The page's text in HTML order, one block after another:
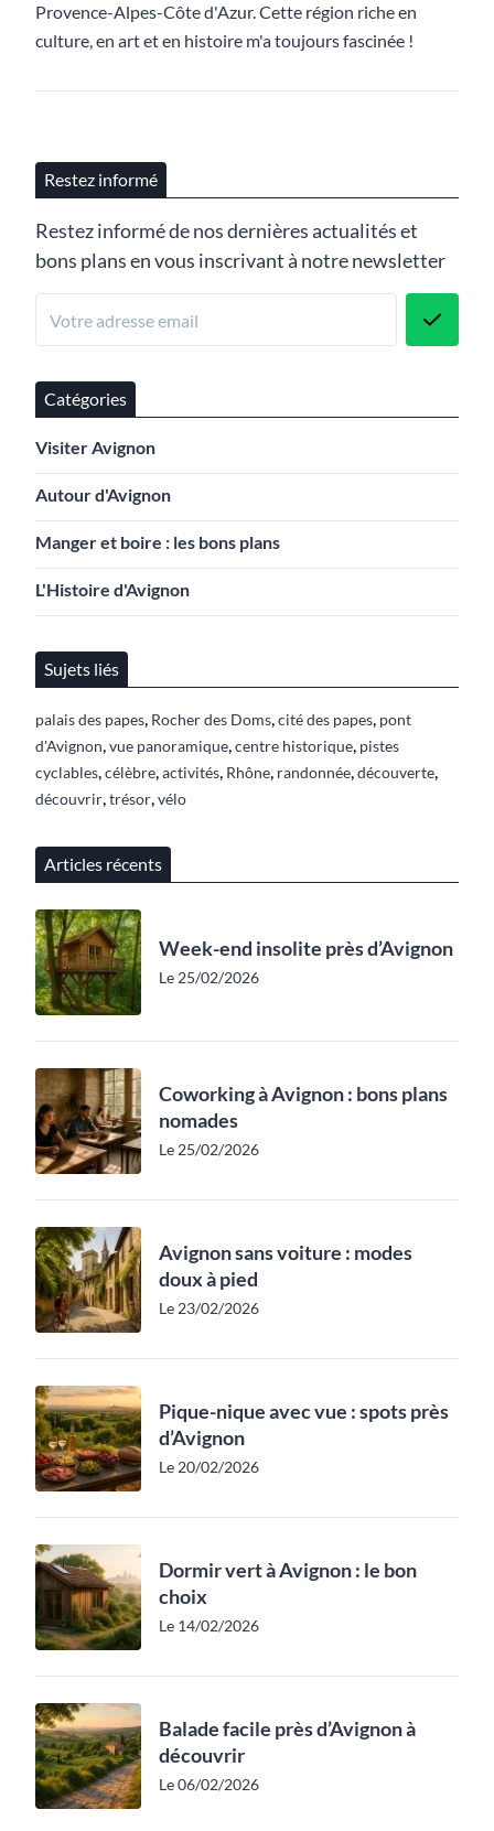
Provence-Alpes-Côte d'Azur. Cette région riche en
culture, en art et en histoire m'a toujours fascinée !
Restez informé
Restez informé de nos dernières actualités et
bons plans en vous inscrivant à notre newsletter
Catégories
Visiter Avignon
Autour d'Avignon
Manger et boire : les bons plans
L'Histoire d'Avignon
Sujets liés
palais des papes, Rocher des Doms,cité des papes, pont
d'Avignon,vue panoramique,centre historique, pistes
cyclables,célèbre,activités, Rhône, randonnée,découverte,
découvrir,trésor,vélo
Articles récents
Week-end insolite près d’Avignon
Le 25/02/2026
Coworking à Avignon : bons plans
nomades
Le 25/02/2026
Avignon sans voiture : modes
doux à pied
Le 23/02/2026
Pique-nique avec vue : spots près
d’Avignon
Le 20/02/2026
Dormir vert à Avignon : le bon
choix
Le 14/02/2026
Balade facile près d’Avignon à
découvrir
Le 06/02/2026